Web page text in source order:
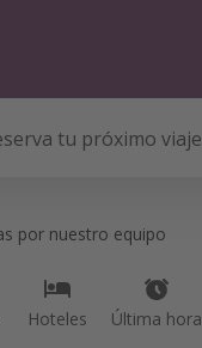
tu próximo viaje
por nuestro equipo
Hoteles Última hora